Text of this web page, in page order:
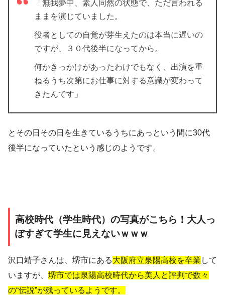
「無我夢中、素人同然の状態で、ただ言われる
ままを演じていました。
役者としての自覚が芽生えたのは本当に遅いの
ですが、３０代後半になってから。
何かきっかけがあったわけでもなく、出演を重
ねるうち次第にお仕事に対する意識が変わって
きたんです」
とその日その日を生きているうちにあっという間に30代
後半になっていたという感じのようです。
高校時代（学生時代）の写真がこちら！大人っ
ぽすぎて学生に見えないｗｗｗ
沢口靖子さんは、堺市にある大阪府立泉陽高校を卒業 して
いますが、 堺市では泉陽高校時代から美人と評判で数々
の“伝説”が残っているようです。